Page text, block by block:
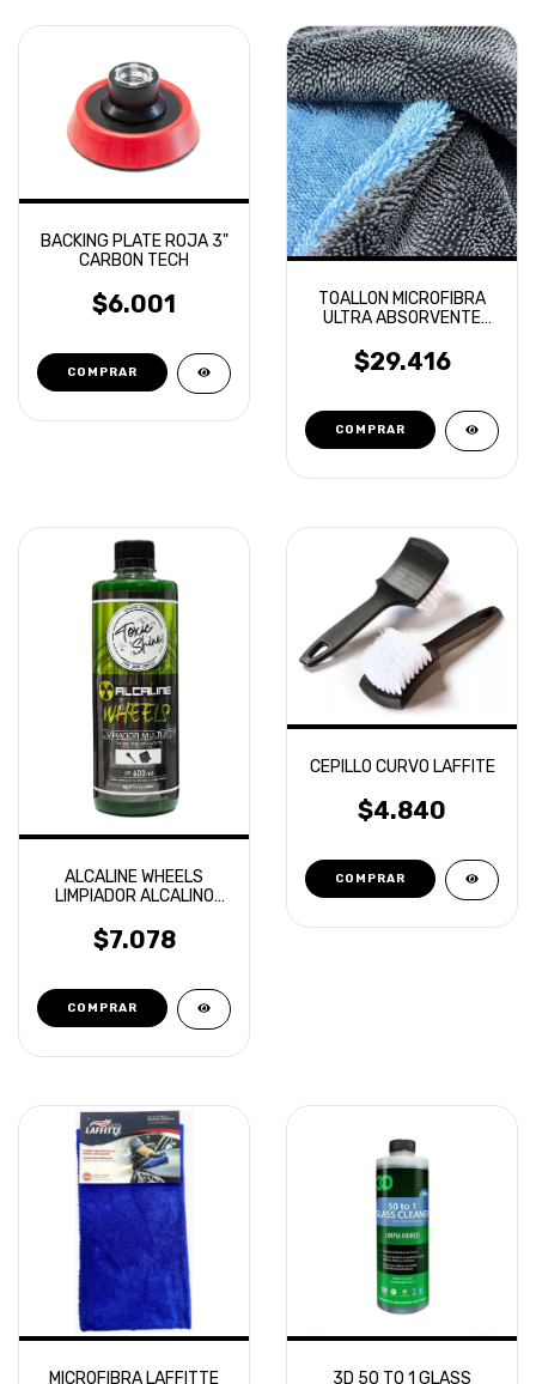
BACKING PLATE ROJA 3"
CARBON TECH
$6.001
TOALLON MICROFIBRA
ULTRA ABSORVENTE
LAFFITTE
$29.416
ALCALINE WHEELS
LIMPIADOR ALCALINO
SHINE 600 ML
$7.078
CEPILLO CURVO LAFFITE
$4.840
MICROFIBRA LAFFITTE 3D 50 TO 1 GLASS